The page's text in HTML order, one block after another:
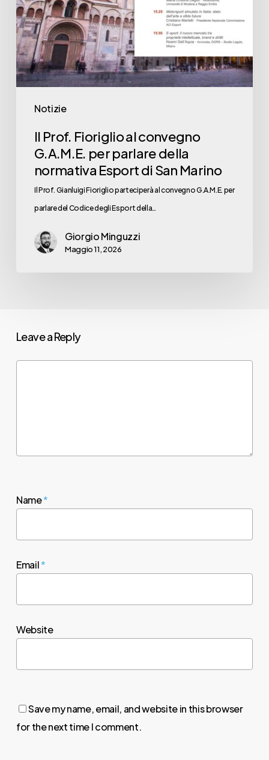
Notizie
Il Prof. Fioriglio al convegno
G.A.M.E. per parlare della
normativa Esport di San Marino
Il Prof. Gianluigi Fioriglio parteciperà al convegno G.A.M.E. per
parlare del Codice degli Esport della…
Giorgio Minguzzi
Maggio 11, 2026
Leave a Reply
Name*
Email*
Website
Save my name, email, and website in this browser
for the next time I comment.